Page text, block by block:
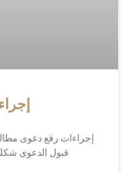
إجراءات رفع دعوى
قبول الدعوى